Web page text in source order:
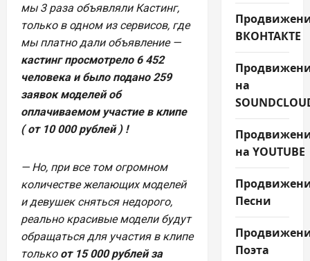
мы 3 раза объявляли Кастинг,
только в одном из сервисов, где
мы платно дали объявление —
кастинг просмотрело 6 452
человека и было подано 259
заявок моделей об
оплачиваемом участие в клипе
( от 10 000 рублей ) !
— Но, при все том огромном
количестве желающих моделей
и девушек сняться недорого,
реально красивые модели будут
обращаться для участия в клипе
только от 15 000 рублей за
ВКОНТАКТЕ
на
на YOUTUBE
Песни
Поэта